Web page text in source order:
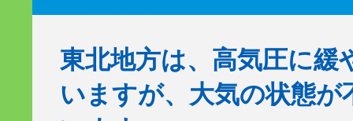
東北地方は、高気圧に緩
いますが、大気の状態が